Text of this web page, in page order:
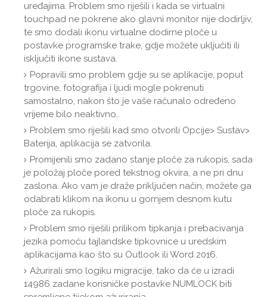
uređajima. Problem smo riješili i kada se virtualni
touchpad ne pokrene ako glavni monitor nije dodirljiv,
te smo dodali ikonu virtualne dodirne ploče u
postavke programske trake, gdje možete uključiti ili
isključiti ikone sustava.
Popravili smo problem gdje su se aplikacije, poput
trgovine, fotografija i ljudi mogle pokrenuti
samostalno, nakon što je vaše računalo određeno
vrijeme bilo neaktivno..
Problem smo riješili kad smo otvorili Opcije> Sustav>
Baterija, aplikacija se zatvorila.
Promijenili smo zadano stanje ploče za rukopis, sada
je položaj ploče pored tekstnog okvira, a ne pri dnu
zaslona. Ako vam je draže priključen način, možete ga
odabrati klikom na ikonu u gornjem desnom kutu
ploče za rukopis.
Problem smo riješili prilikom tipkanja i prebacivanja
jezika pomoću tajlandske tipkovnice u uredskim
aplikacijama kao što su Outlook ili Word 2016.
Ažurirali smo logiku migracije, tako da će u izradi
14986 zadane korisničke postavke NUMLOCK biti